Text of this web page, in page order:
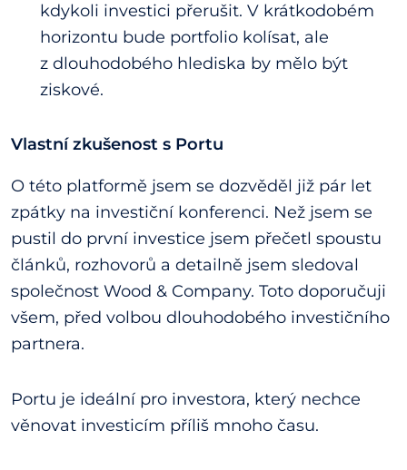
kdykoli investici přerušit. V krátkodobém
horizontu bude portfolio kolísat, ale
z dlouhodobého hlediska by mělo být
ziskové.
Vlastní zkušenost s Portu
O této platformě jsem se dozvěděl již pár let
zpátky na investiční konferenci. Než jsem se
pustil do první investice jsem přečetl spoustu
článků, rozhovorů a detailně jsem sledoval
společnost Wood & Company. Toto doporučuji
všem, před volbou dlouhodobého investičního
partnera.
Portu je ideální pro investora, který nechce
věnovat investicím příliš mnoho času.